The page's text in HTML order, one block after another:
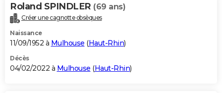
Roland SPINDLER (69 ans)
Créer une cagnotte obsèques
Naissance
11/09/1952 à Mulhouse (Haut-Rhin)
Décès
04/02/2022 à Mulhouse (Haut-Rhin)